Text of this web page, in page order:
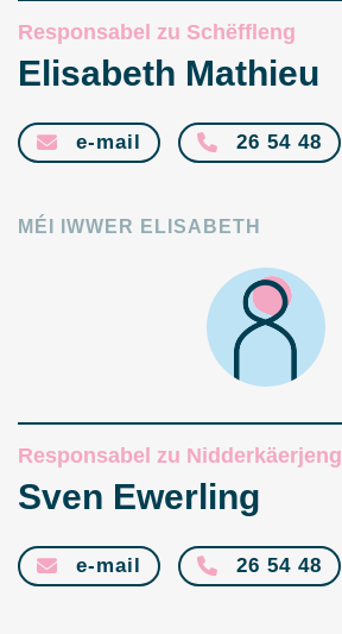
Responsabel zu Schëffleng
Elisabeth Mathieu
e-mail 26 54 48
MÉI IWWER ELISABETH
Responsabel zu Nidderkäerjeng
Sven Ewerling
e-mail 26 54 48